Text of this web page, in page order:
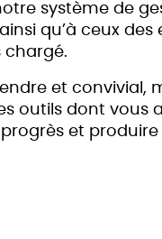
système de
qu’à ceux
chargé.
et convivial,
outils dont vous
et